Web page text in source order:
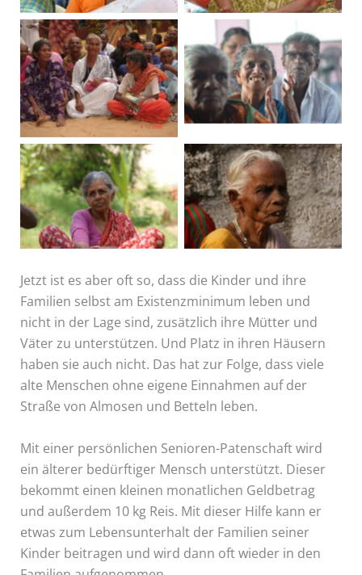
Jetzt ist es aber oft so, dass die Kinder und ihre
Familien selbst am Existenzminimum leben und
nicht in der Lage sind, zusätzlich ihre Mütter und
Väter zu unterstützen. Und Platz in ihren Häusern
haben sie auch nicht. Das hat zur Folge, dass viele
alte Menschen ohne eigene Einnahmen auf der
Straße von Almosen und Betteln leben.
Mit einer persönlichen Senioren-Patenschaft wird
ein älterer bedürftiger Mensch unterstützt. Dieser
bekommt einen kleinen monatlichen Geldbetrag
und außerdem 10 kg Reis. Mit dieser Hilfe kann er
etwas zum Lebensunterhalt der Familien seiner
Kinder beitragen und wird dann oft wieder in den